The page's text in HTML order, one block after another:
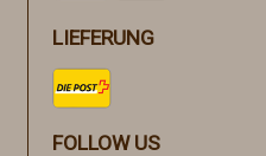
LIEFERUNG
FOLLOW US